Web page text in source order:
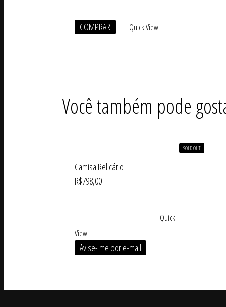
COMPRAR Quick View
Você também pode
Camisa Relicário
R$798,00
Avise- me por e-mail
Quick
View
SOLD OUT